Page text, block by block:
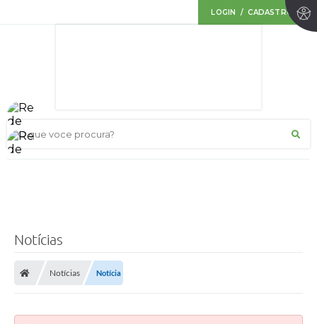
LOGIN / CADASTRO
O que voce procura?
Notícias
Notícias Notícia